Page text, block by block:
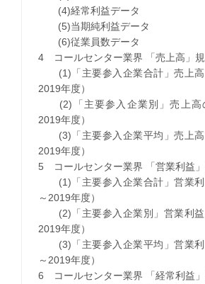
(4)経常利益データ
(5)当期純利益データ
(6)従業員数データ
4 コールセンター業界 「売上高」
(1)「主要参入企業合計」売上高
2019年度）
(2)「主要参入企業別」売上高
2019年度）
(3)「主要参入企業平均」売上高
2019年度）
5 コールセンター業界 「営業利益
(1)「主要参入企業合計」営業利
～2019年度）
(2)「主要参入企業別」営業利益
2019年度）
(3)「主要参入企業平均」営業利
～2019年度）
6 コールセンター業界 「経常利益